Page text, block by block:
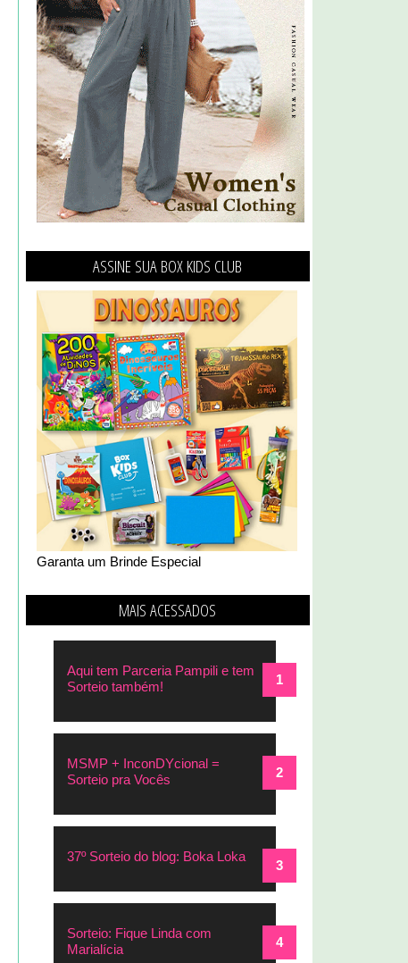
ASSINE SUA BOX KIDS CLUB
Garanta um Brinde Especial
MAIS ACESSADOS
Aqui tem Parceria Pampili e tem
Sorteio também!
MSMP + InconDYcional =
Sorteio pra Vocês
37º Sorteio do blog: Boka Loka
Sorteio: Fique Linda com
Marialícia